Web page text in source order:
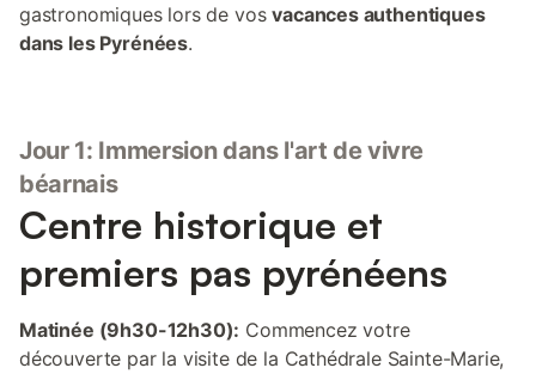
gastronomiques lors de vosvacances authentiques
dans les Pyrénées.
Jour 1: Immersion dans l'art de vivre
béarnais
Centre historique et
premiers pas pyrénéens
Matinée (9h30-12h30): Commencez votre
découverte par la visite de la Cathédrale Sainte-Marie,